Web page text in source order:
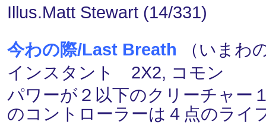
Illus.Matt Stewart (14/331)
今わの際/Last Breath （いまわ
インスタント 2X2, コモン
パワーが２以下のクリーチャー
のコントローラーは４点のライ